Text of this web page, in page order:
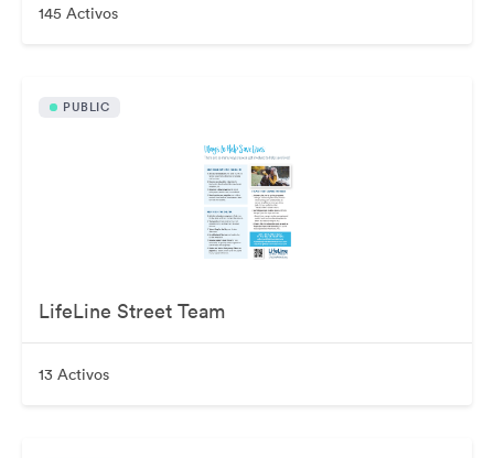
145 Activos
PUBLIC
LifeLine Street Team
13 Activos